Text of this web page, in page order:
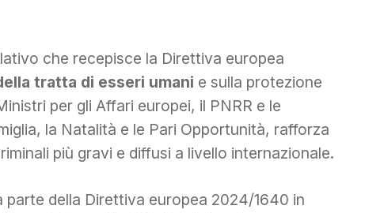
che recepisce la Direttiva europea
tratta di esseri umani e sulla protezione
per gli Affari europei, il PNRR e le
la Natalità e le Pari Opportunità, rafforza
più gravi e diffusi a livello internazionale.
della Direttiva europea 2024/1640 in